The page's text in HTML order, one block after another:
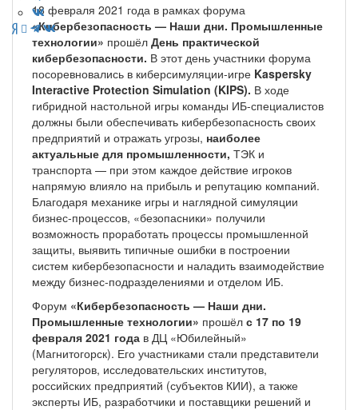
18 февраля 2021 года в рамках форума
«Кибербезопасность — Наши дни. Промышленные
технологии» прошёл День практической
кибербезопасности. В этот день участники форума
посоревновались в киберсимуляции-игре Kaspersky
Interactive Protection Simulation (KIPS). В ходе
гибридной настольной игры команды ИБ-специалистов
должны были обеспечивать кибербезопасность своих
предприятий и отражать угрозы, наиболее
актуальные для промышленности, ТЭК и
транспорта — при этом каждое действие игроков
напрямую влияло на прибыль и репутацию компаний.
Благодаря механике игры и наглядной симуляции
бизнес-процессов, «безопасники» получили
возможность проработать процессы промышленной
защиты, выявить типичные ошибки в построении
систем кибербезопасности и наладить взаимодействие
между бизнес-подразделениями и отделом ИБ.
Форум «Кибербезопасность — Наши дни.
Промышленные технологии» прошёл с 17 по 19
февраля 2021 года в ДЦ «Юбилейный»
(Магнитогорск). Его участниками стали представители
регуляторов, исследовательских институтов,
российских предприятий (субъектов КИИ), а также
эксперты ИБ, разработчики и поставщики решений и